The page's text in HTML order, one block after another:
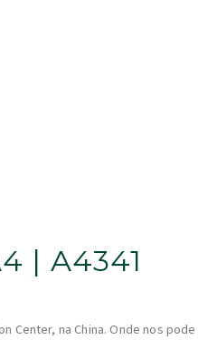
| A4341
Center, na China. Onde nos pode